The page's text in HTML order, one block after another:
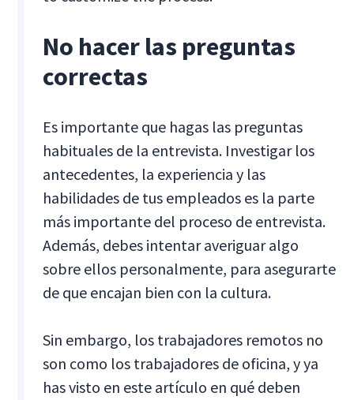
No hacer las preguntas
correctas
Es importante que hagas las preguntas
habituales de la entrevista. Investigar los
antecedentes, la experiencia y las
habilidades de tus empleados es la parte
más importante del proceso de entrevista.
Además, debes intentar averiguar algo
sobre ellos personalmente, para asegurarte
de que encajan bien con la cultura.
Sin embargo, los trabajadores remotos no
son como los trabajadores de oficina, y ya
has visto en este artículo en qué deben